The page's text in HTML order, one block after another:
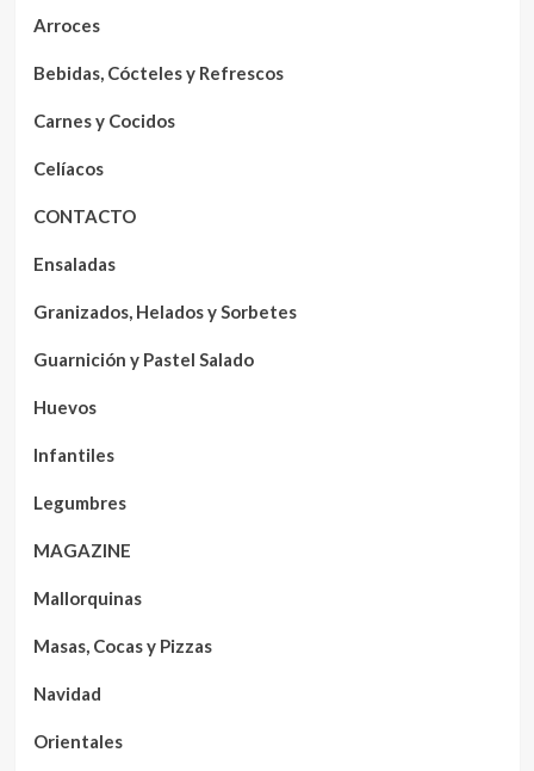
Arroces
Bebidas, Cócteles y Refrescos
Carnes y Cocidos
Celíacos
CONTACTO
Ensaladas
Granizados, Helados y Sorbetes
Guarnición y Pastel Salado
Huevos
Infantiles
Legumbres
MAGAZINE
Mallorquinas
Masas, Cocas y Pizzas
Navidad
Orientales